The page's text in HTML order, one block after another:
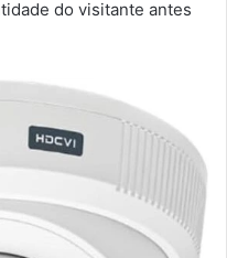
do visitante antes